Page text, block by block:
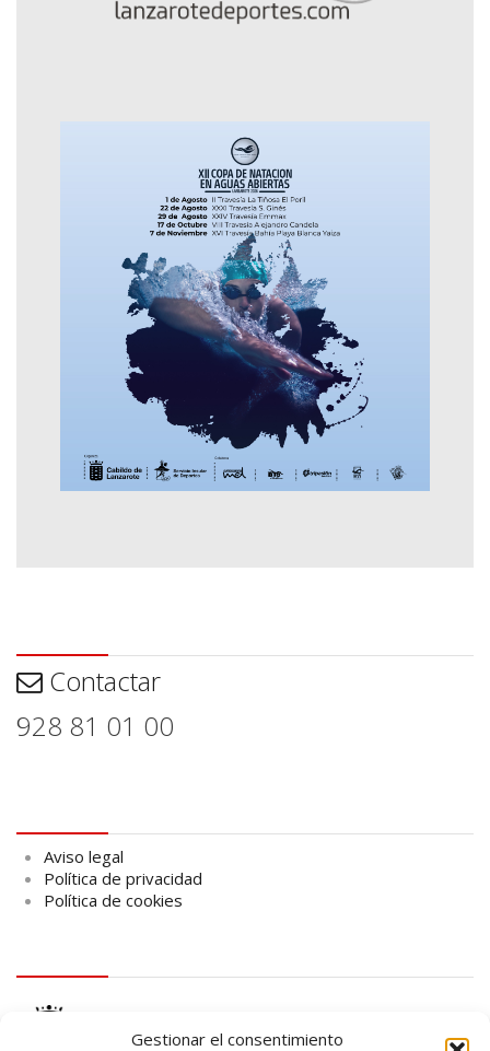
Gestionar el consentimiento
Contactar
928 81 01 00
Aviso legal
Política de privacidad
Política de cookies